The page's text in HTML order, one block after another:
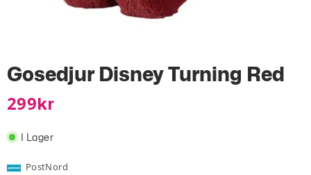
Gosedjur Disney Turning Red
299 Kr
I Lager
PostNord